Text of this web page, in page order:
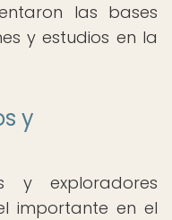
las bases
y estudios en la
y
y exploradores
importante en el